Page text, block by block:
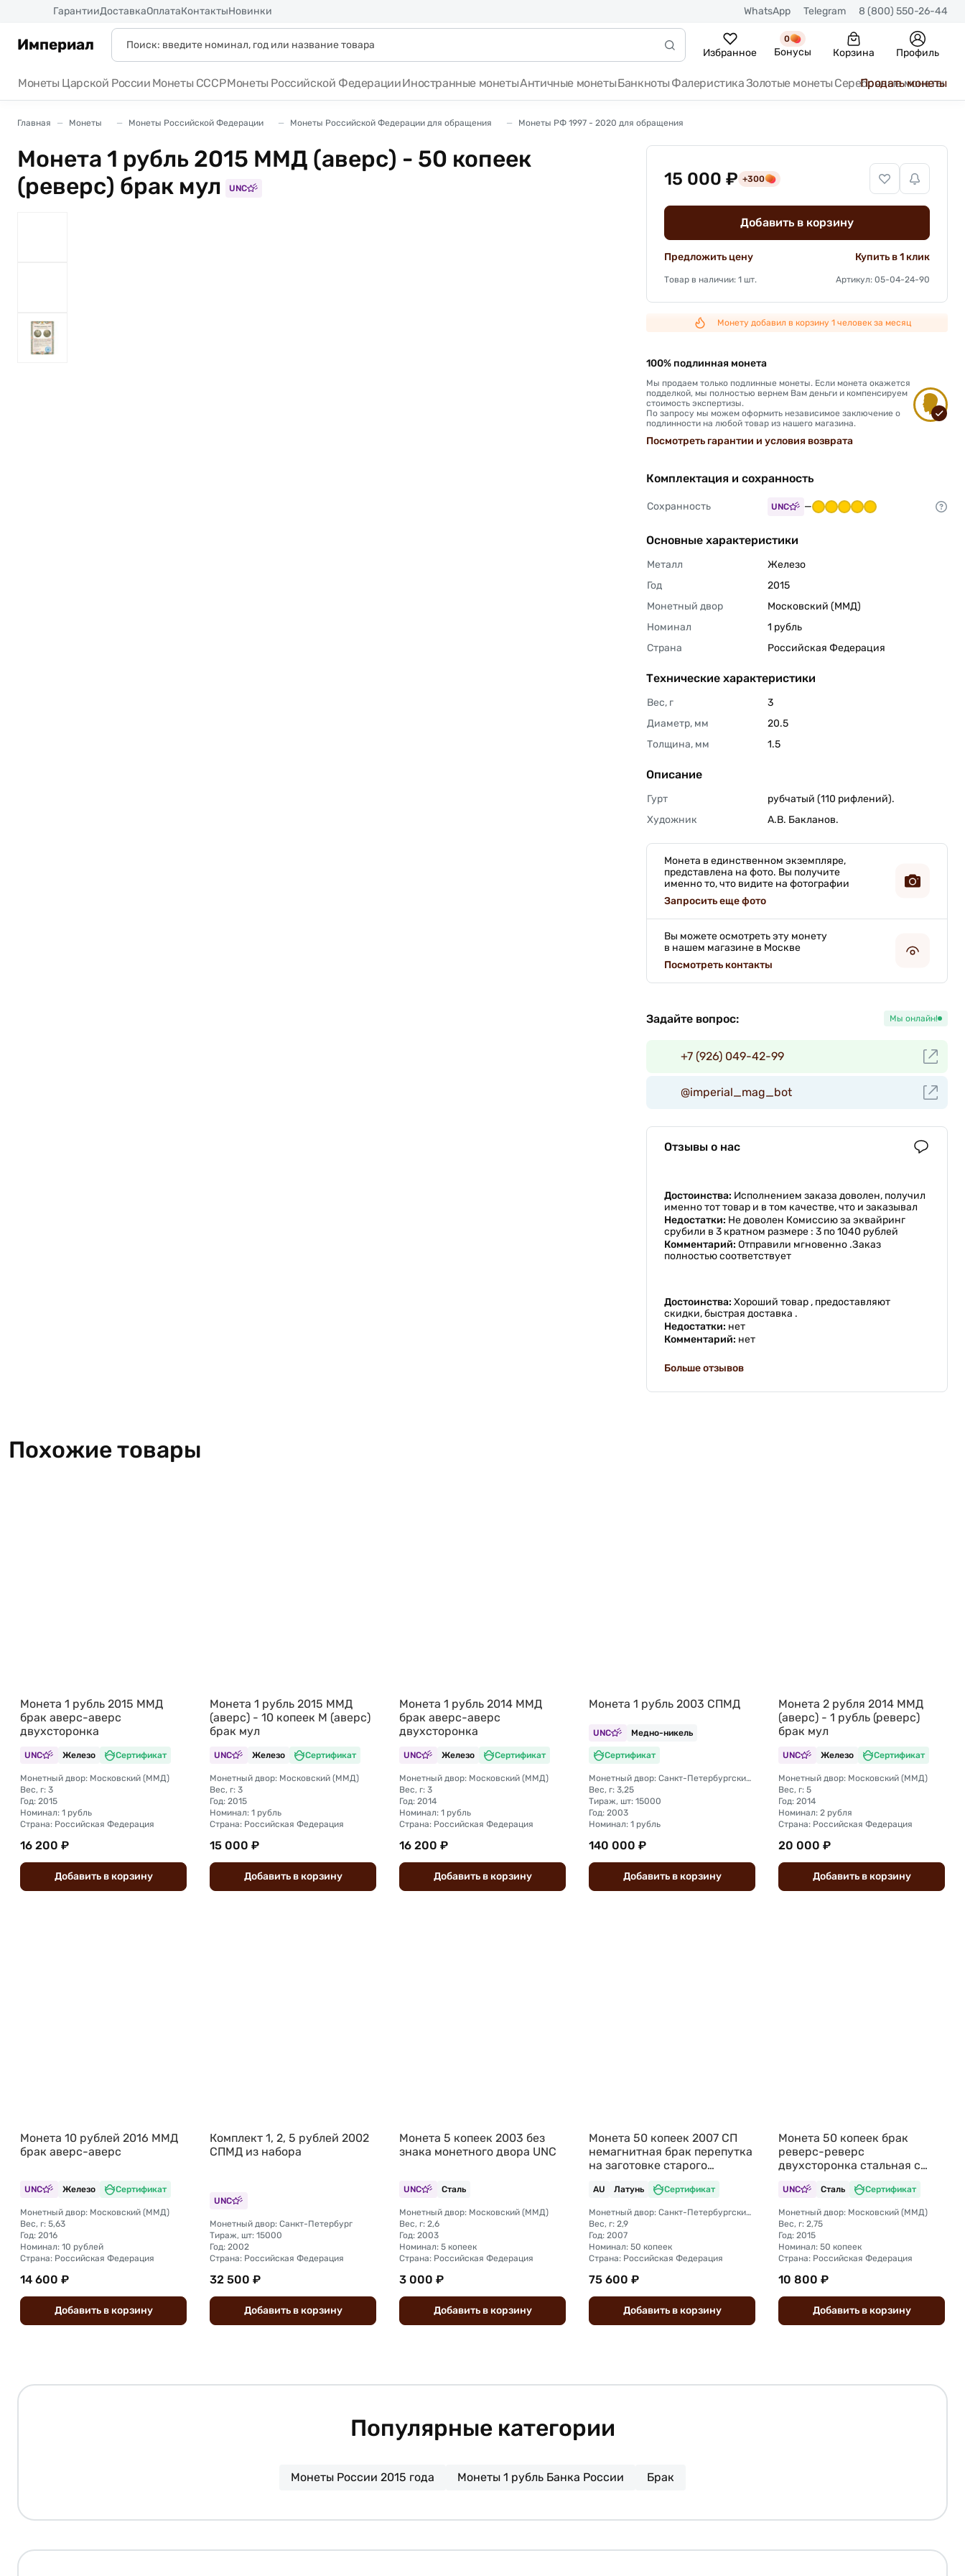
ГарантииДоставкаОплатаКонтактыНовинки WhatsApp Telegram 8 (800) 550-26-44
Империал Избранное
0
Бонусы Корзина Профиль
Монеты Царской России Монеты СССРМонеты Российской ФедерацииИностранные монетыАнтичные монетыБанкноты ФалеристикаЗолотые монеты Серебряные монеты
Продать монеты
Главная Монеты Монеты Российской Федерации Монеты Российской Федерации для обращения Монеты РФ 1997 - 2020 для обращения
Монета 1 рубль 2015 ММД (аверс) - 50 копеек
(реверс) брак мул
UNC 15 000 ₽ +300
Добавить в корзину
Предложить цену Купить в 1 клик
Товар в наличии: 1 шт. Артикул: 05-04-24-90
Монету добавил в корзину 1 человек за месяц
100% подлинная монета
Мы продаем только подлинные монеты. Если монета окажется
подделкой, мы полностью вернем Вам деньги и компенсируем
стоимость экспертизы.
По запросу мы можем оформить независимое заключение о
подлинности на любой товар из нашего магазина.
Посмотреть гарантии и условия возврата
Комплектация и сохранность
Сохранность UNC —
Основные характеристики
Металл
Железо
Год
2015
Монетный двор
Московский (ММД)
Номинал
1 рубль
Страна
Российская Федерация
Технические характеристики
Вес, г
3
Диаметр, мм
20.5
Толщина, мм
1.5
Описание
Гурт
рубчатый (110 рифлений).
Художник
А.В. Бакланов.
Монета в единственном экземпляре,
представлена на фото. Вы получите
именно то, что видите на фотографии
Запросить еще фото
Вы можете осмотреть эту монету
в нашем магазине в Москве
Посмотреть контакты
Задайте вопрос: Мы онлайн!
+7 (926) 049-42-99
@imperial_mag_bot
Отзывы о нас
Достоинства: Исполнением заказа доволен, получил
именно тот товар и в том качестве, что и заказывал
Недостатки: Не доволен Комиссию за эквайринг
срубили в 3 кратном размере : 3 по 1040 рублей
Комментарий: Отправили мгновенно .Заказ
полностью соответствует
Достоинства: Хороший товар , предоставляют
скидки, быстрая доставка .
Недостатки: нет
Комментарий: нет
Больше отзывов
Похожие товары
Монета 1 рубль 2015 ММД
брак аверс-аверс
двухсторонка
UNC Железо Сертификат
Монетный двор: Московский (ММД)
Вес, г: 3
Год: 2015
Номинал: 1 рубль
Страна: Российская Федерация
16 200 ₽
Добавить вкорзину
Монета 1 рубль 2015 ММД
(аверс) - 10 копеек М (аверс)
брак мул
UNC Железо Сертификат
Монетный двор: Московский (ММД)
Вес, г: 3
Год: 2015
Номинал: 1 рубль
Страна: Российская Федерация
15 000 ₽
Добавить вкорзину
Монета 1 рубль 2014 ММД
брак аверс-аверс
двухсторонка
UNC Железо Сертификат
Монетный двор: Московский (ММД)
Вес, г: 3
Год: 2014
Номинал: 1 рубль
Страна: Российская Федерация
16 200 ₽
Добавить вкорзину
Монета 1 рубль 2003 СПМД
UNC Медно-никель
Сертификат
Монетный двор: Санкт-Петербургский (СПМД)
Вес, г: 3,25
Тираж, шт: 15000
Год: 2003
Номинал: 1 рубль
140 000 ₽
Добавить вкорзину
Монета 2 рубля 2014 ММД
(аверс) - 1 рубль (реверс)
брак мул
UNC Железо Сертификат
Монетный двор: Московский (ММД)
Вес, г: 5
Год: 2014
Номинал: 2 рубля
Страна: Российская Федерация
20 000 ₽
Добавить вкорзину
Монета 10 рублей 2016 ММД
брак аверс-аверс
UNC Железо Сертификат
Монетный двор: Московский (ММД)
Вес, г: 5,63
Год: 2016
Номинал: 10 рублей
Страна: Российская Федерация
14 600 ₽
Добавить вкорзину
Комплект 1, 2, 5 рублей 2002
СПМД из набора
UNC
Монетный двор: Санкт-Петербург
Тираж, шт: 15000
Год: 2002
Страна: Российская Федерация
32 500 ₽
Добавить вкорзину
Монета 5 копеек 2003 без
знака монетного двора UNC
UNC Сталь
Монетный двор: Московский (ММД)
Вес, г: 2,6
Год: 2003
Номинал: 5 копеек
Страна: Российская Федерация
3 000 ₽
Добавить вкорзину
Монета 50 копеек 2007 СП
немагнитная брак перепутка
на заготовке старого
AU Латунь Сертификат
Монетный двор: Санкт-Петербургский (СПМД)
Вес, г: 2,9
Год: 2007
Номинал: 50 копеек
Страна: Российская Федерация
75 600 ₽
Добавить вкорзину
Монета 50 копеек брак
реверс-реверс
двухсторонка стальная с
(лимонка)
UNC Сталь Сертификат
Монетный двор: Московский (ММД)
Вес, г: 2,75
Год: 2015
Номинал: 50 копеек
Страна: Российская Федерация
10 800 ₽
Добавить вкорзину
Популярные категории
Монеты России 2015 года Монеты 1 рубль Банка России Брак